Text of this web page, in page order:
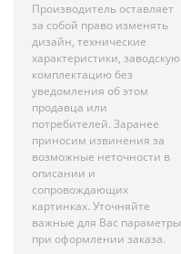
Производитель оставляет
за собой право изменять
дизайн, технические
характеристики, заводскую
комплектацию без
уведомления об этом
продавца или
потребителей. Заранее
приносим извинения за
возможные неточности в
описании и
сопровождающих
картинках. Уточняйте
важные для Вас параметры
при оформлении заказа.